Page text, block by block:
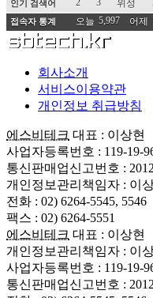
인기 검색어 2 3 위성
접속자 통계 오늘 5,997 어제
회사소개
서비스이용약관
개인정보 취급방침
에스비테크 대표 : 이상현
사업자등록번호 : 119-19-
통신판매업신고번호 :
개인정보관리책임자 : 이
전화 : 02) 6264-5545, 5546
팩스 : 02) 6264-5551
에스비테크 대표 : 이상현
개인정보관리책임자 : 이
사업자등록번호 : 119-19-
통신판매업신고번호 :